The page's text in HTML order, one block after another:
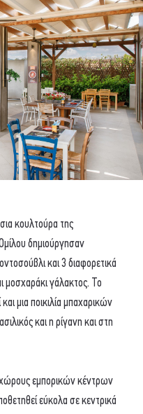
κουλτούρα της
δημιούργησαν
και 3 διαφορετικά
μοσχαράκι γάλακτος. Το
μια ποικιλία μπαχαρικών
και η ρίγανη και στη
χώρους εμπορικών κέντρων
εύκολα σε κεντρικά